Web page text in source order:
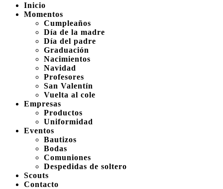
Inicio
Momentos
Cumpleaños
Día de la madre
Día del padre
Graduación
Nacimientos
Navidad
Profesores
San Valentín
Vuelta al cole
Empresas
Productos
Uniformidad
Eventos
Bautizos
Bodas
Comuniones
Despedidas de soltero
Scouts
Contacto